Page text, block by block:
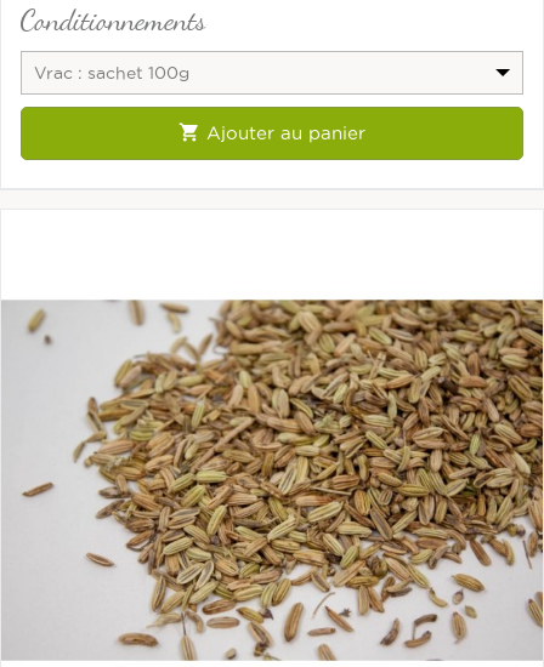
Conditionnements
Vrac : sachet 100g
 Ajouter au panier